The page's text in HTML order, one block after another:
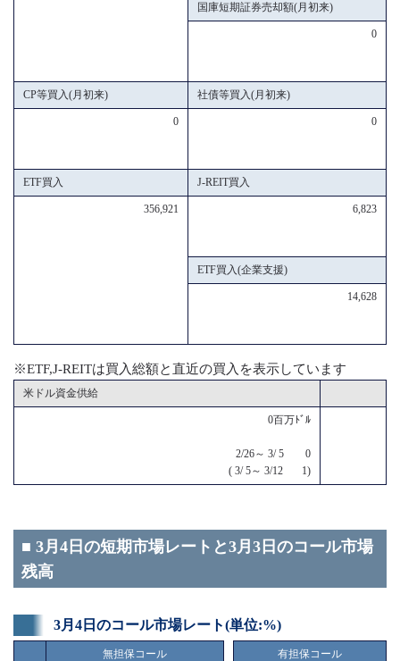
国庫短期証券売却額(月初来)
0
CP等買入(月初来) 社債等買入(月初来)
0 0
ETF買入 J-REIT買入
356,921 6,823
ETF買入(企業支援)
14,628
※ETF,J-REITは買入総額と直近の買入を表示しています
米ドル資金供給
0百万ﾄﾞﾙ
2/26～ 3/ 5 0
( 3/ 5～ 3/12 1)
■ 3月4日の短期市場レートと3月3日のコール市場
残高
3月4日のコール市場レート(単位:%)
無担保コール 有担保コール